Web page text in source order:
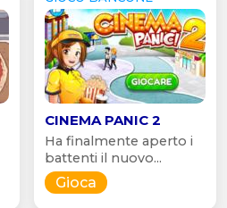
CINEMA PANIC 2
Ha finalmente aperto i
battenti il nuovo...
Gioca